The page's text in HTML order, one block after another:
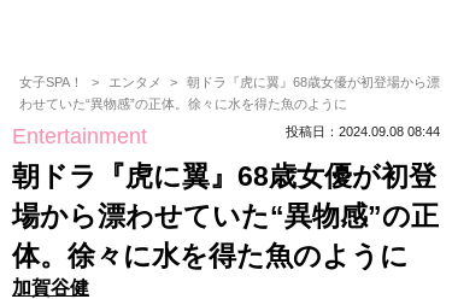
女子SPA！ エンタメ
朝ドラ『虎に翼』68歳女優が初登場から漂
わせていた“異物感”の正体。徐々に水を得た魚のように
Entertainment 投稿日：2024.09.08 08:44
朝ドラ『虎に翼』68歳女優が初登
場から漂わせていた“異物感”の正
体。徐々に水を得た魚のように
加賀谷健